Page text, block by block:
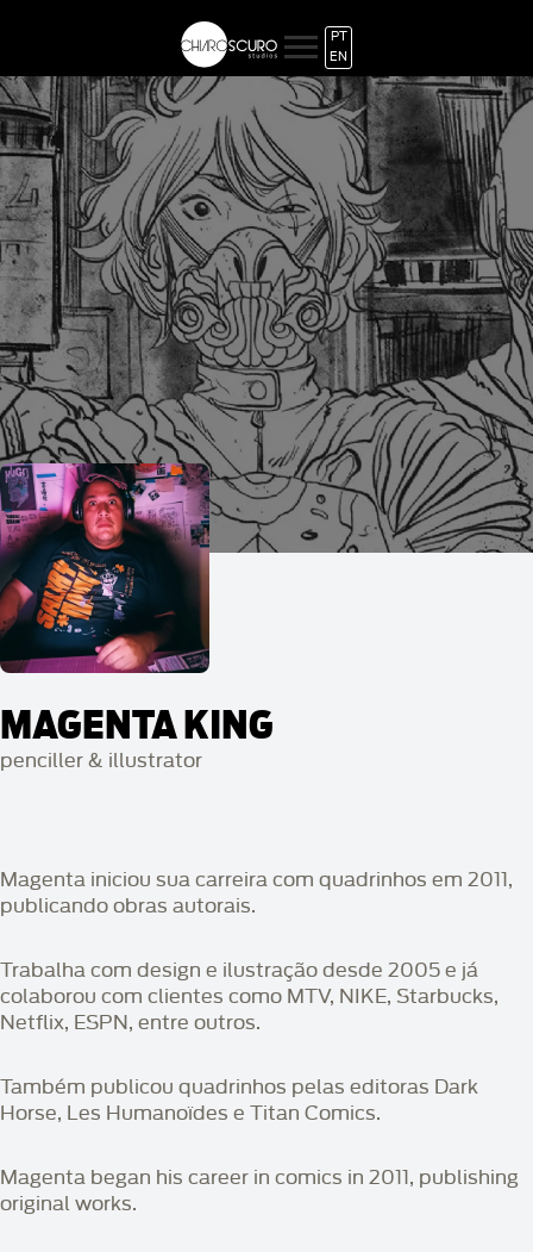
PT
EN
MAGENTA KING
penciller & illustrator
Magenta iniciou sua carreira com quadrinhos em 2011,
publicando obras autorais.
Trabalha com design e ilustração desde 2005 e já
colaborou com clientes como MTV, NIKE, Starbucks,
Netflix, ESPN, entre outros.
Também publicou quadrinhos pelas editoras Dark
Horse, Les Humanoïdes e Titan Comics.
Magenta began his career in comics in 2011, publishing
original works.